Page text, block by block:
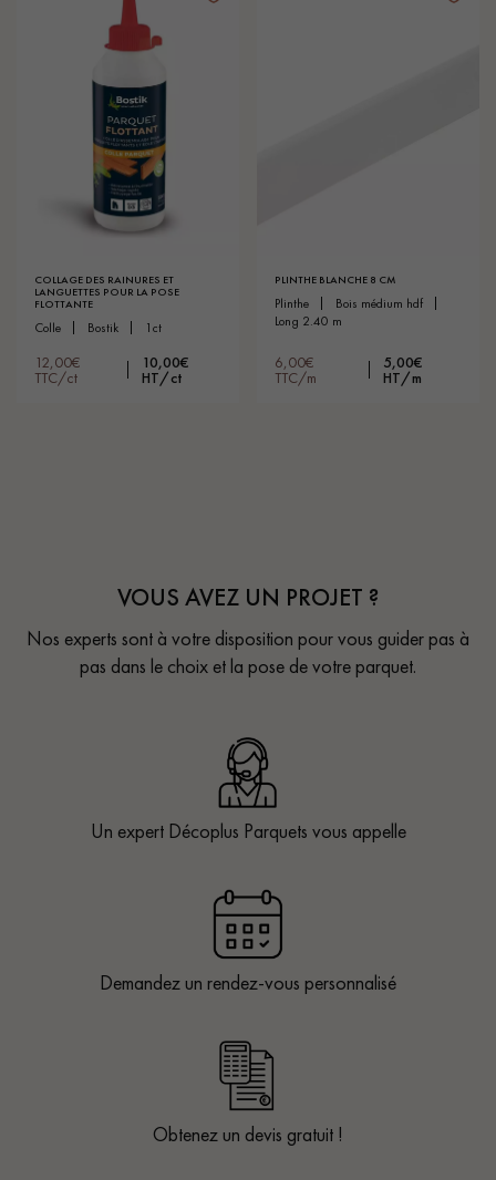
COLLAGE DES RAINURES ET
LANGUETTES POUR LA POSE
FLOTTANTE
colle bostik 1ct
12,00€
TTC/ct
10,00€
HT/ct
PLINTHE BLANCHE 8 CM
plinthe
bois médium hdf
long 2.40 m
6,00€
TTC/m
5,00€
HT/m
VOUS AVEZ UN PROJET ?
Nos experts sont à votre disposition pour vous guider pas à
pas dans le choix et la pose de votre parquet.
Un expert Décoplus Parquets vous appelle
Demandez un rendez-vous personnalisé
Obtenez un devis gratuit !